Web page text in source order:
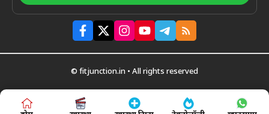
© fitjunction.in • All rights reserved